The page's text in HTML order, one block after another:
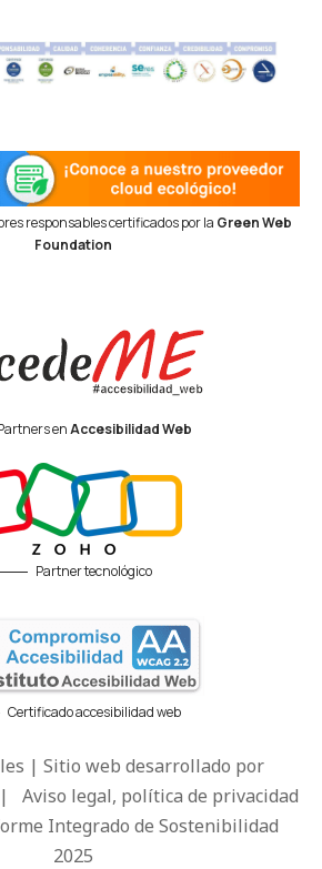
responsables certificados por la Green Web
Foundation
enAccesibilidad Web
Partner tecnológico
Certificado accesibilidad web
| Sitio web desarrollado por
Aviso legal, política de privacidad
Integrado de Sostenibilidad
2025